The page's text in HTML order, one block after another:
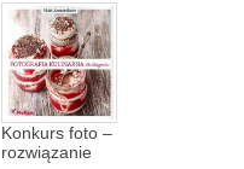
Konkurs foto –
rozwiązanie